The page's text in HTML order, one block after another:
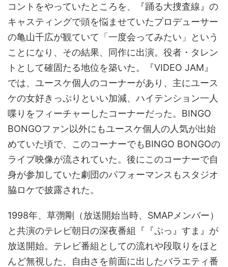
コントをやっていたところを、『踊る大捜査線』の
キャスティングで頭を悩ませていたプロデューサー
の亀山千広が観ていて「一度会ってみたい」という
ことになり、その結果、同作に出演。役者・タレン
トとして確固たる地位を築いた。『VIDEO JAM』
では、ユースケ個人のコーナーがあり、主にユース
ケの女好きっぷりといい加減、ハイテンション一人
喋りをフィーチャーしたコーナーだった。BINGO
BONGOファン以外にもユースケ個人の人気が出始
めていた頃で、このコーナーでもBINGO BONGOの
ライブ映像が流されていた。後にこのコーナーで自
身が参加していた劇団のパフォーマンスもスタジオ
脇ロケで披露された。
1998年、草彅剛（放送開始当時、SMAPメンバー）
と共演のテレビ朝日の深夜番組『『ぷっ』すま』が
放送開始。テレビ番組としての流れや段取りをほと
んど無視した、自由さを前面に出したバラエティ番